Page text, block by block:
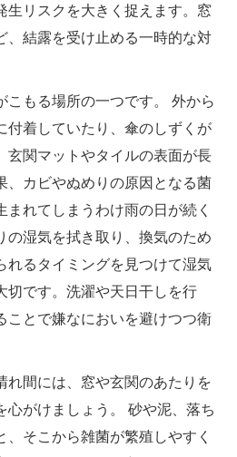
生リスクを大きく捉えます。窓
、結露を受け止める一時的な対
こもる場所の一つです。 外から
付着していたり​​、傘のしずくが
玄関マットやタイルの表面が長
、カビやぬめりの原因となる菌
まれてしまうわけ雨の日が続く
の湿気を拭き取り、換気のため
れるタイミングを見つけて湿気
切です。洗濯や天日干しを行
ことで嫌なにおいを避けつつ衛
れ間には、窓や玄関のあたりを
心がけましょう。 砂や泥、落ち
そこから雑菌が繁殖しやすく